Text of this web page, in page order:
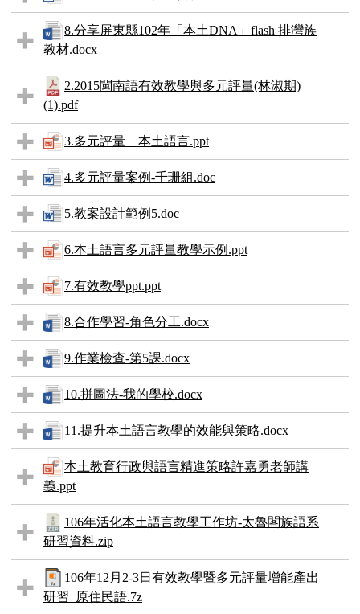
8.分享屏東縣102年「本土DNA」flash 排灣族
教材.docx
2.2015閩南語有效教學與多元評量(林淑期)
(1).pdf
3.多元評量__本土語言.ppt
4.多元評量案例-千珊組.doc
5.教案設計範例5.doc
6.本土語言多元評量教學示例.ppt
7.有效教學ppt.ppt
8.合作學習-角色分工.docx
9.作業檢查-第5課.docx
10.拼圖法-我的學校.docx
11.提升本土語言教學的效能與策略.docx
本土教育行政與語言精進策略許嘉勇老師講
義.ppt
106年活化本土語言教學工作坊-太魯閣族語系
研習資料.zip
106年12月2-3日有效教學暨多元評量增能產出
研習_原住民語.7z